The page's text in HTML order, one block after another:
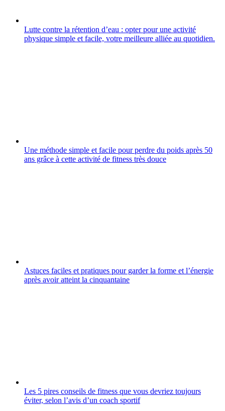
Lutte contre la rétention d’eau : opter pour une activité
physique simple et facile, votre meilleure alliée au quotidien.
Une méthode simple et facile pour perdre du poids après 50
ans grâce à cette activité de fitness très douce
Astuces faciles et pratiques pour garder la forme et l’énergie
après avoir atteint la cinquantaine
Les 5 pires conseils de fitness que vous devriez toujours
éviter, selon l’avis d’un coach sportif